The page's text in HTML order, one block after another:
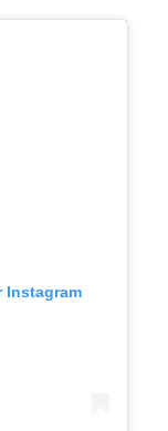
Instagram